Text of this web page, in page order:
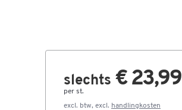
slechts € 23,99
per st.
excl. btw, excl. handlingkosten